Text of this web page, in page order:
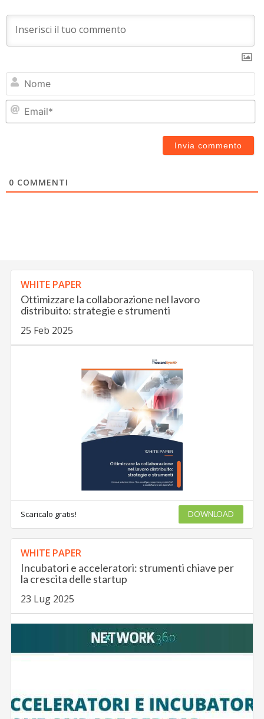
0 COMMENTI
WHITE PAPER
Ottimizzare la collaborazione nel lavoro
distribuito: strategie e strumenti
25 Feb 2025
Scaricalo gratis! DOWNLOAD
WHITE PAPER
Incubatori e acceleratori: strumenti chiave per
la crescita delle startup
23 Lug 2025